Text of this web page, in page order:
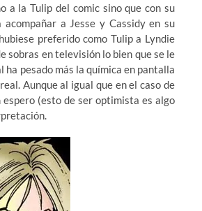
a la Tulip del comic sino que con su
a Jesse y Cassidy en su
preferido como Tulip a Lyndie
sobras en televisión lo bien que se le
pesado más la química en pantalla
Aunque al igual que en el caso de
(esto de ser optimista es algo